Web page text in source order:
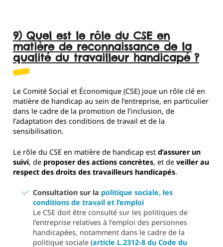
9) Quel est le rôle du CSE en
matière de reconnaissance de la
qualité du travailleur handicapé ?
Le Comité Social et Économique (CSE) joue un rôle clé en
matière de handicap au sein de l’entreprise, en particulier
dans le cadre de la promotion de l’inclusion, de
l’adaptation des conditions de travail et de la
sensibilisation.
Le rôle du CSE en matière de handicap est d’assurer un
suivi, deproposer des actions concrètes, et de veiller au
respect des droits des travailleurs handicapés.
Consultation sur la politique sociale, les
conditions de travail et l’emploi
Le CSE doit être consulté sur les politiques de
l’entreprise relatives à l’emploi des personnes
handicapées, notamment dans le cadre de la
politique sociale (article L.2312-8 du Code du